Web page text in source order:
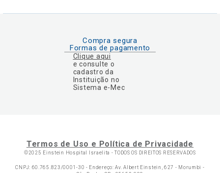
Compra segura
Formas de pagamento
Clique aqui
e consulte o
cadastro da
Instituição no
Sistema e-Mec
Termos de Uso e Política de Privacidade
©2025 Einstein Hospital Israelita -TODOS OS DIREITOS RESERVADOS
CNPJ: 60.765.823/0001-30 - Endereço: Av. Albert Einstein, 627 - Morumbi -